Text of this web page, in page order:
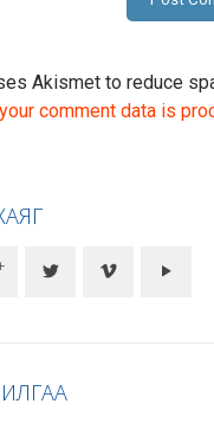
Akismet to reduce
comment data is